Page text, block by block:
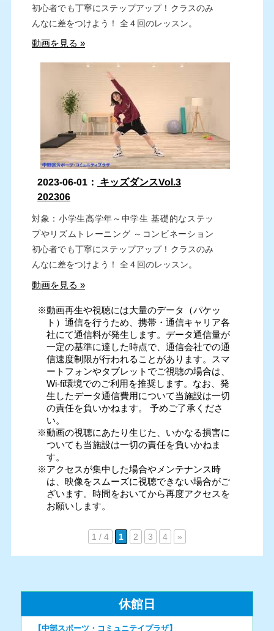
初心者でも丁寧にステップアップ！クラスのみ
んなに差をつけよう！ 全４回のレッスン。
動画を見る »
2023-06-01： キッズダンスVol.3
202306
対象：小学生高学年～中学生 基礎的なステッ
プやリズムトレーニング ～コンビネーション
初心者でも丁寧にステップアップ！クラスのみ
んなに差をつけよう！ 全４回のレッスン。
動画を見る »
※動画再生や視聴には大量のデータ（パケッ
ト）通信を行うため、携帯・通信キャリア各
社にて通信料が発生します。データ通信量が
一定の基準に達した時点で、通信会社での通
信速度制限が行われることがあります。スマ
ートフォンやタブレットでご視聴の場合は、
Wi-fi環境でのご利用を推奨します。なお、発
生したデータ通信費用について当施設は一切
の責任を負いかねます。 予めご了承くださ
い。
※動画の視聴にあたり生じた、いかなる損害に
ついても当施設は一切の責任を負いかねま
す。
※アクセスが集中した場合やメンテナンス時
は、映像をスムーズに視聴できない場合がご
ざいます。時間をおいてから再度アクセスを
お願いします。
1 / 4 1 2 3 4 »
休館日
【中部スポーツ・コミュニテイプラザ】